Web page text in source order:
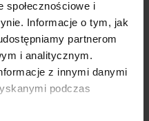
społecznościowe i
Informacje o tym, jak
partnerom
i analitycznym.
z innymi danymi
podczas